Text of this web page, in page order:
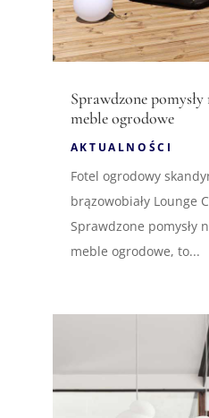
Sprawdzone
meble ogrodowe
AKTUALNOŚCI
Fotel ogrodowy
brązowobiały Lounge
Sprawdzone pomysły
meble ogrodowe, to...